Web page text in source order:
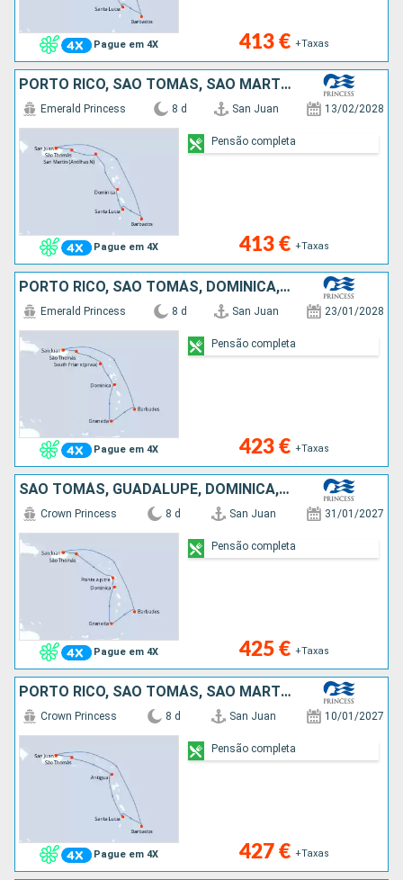
Pague em 4X 413 € +Taxas
PORTO RICO, SÃO TOMÁS, SÃO MARTINHO, DOMINICA, SANTA LÚCIA, BARBADOS
Pague em 4X
Emerald Princess 8 d San Juan 13/02/2028
413 € +Taxas
Pensão completa
PORTO RICO, SÃO TOMÁS, DOMINICA, GRENADA, BARBADOS
Pague em 4X
Emerald Princess 8 d San Juan 23/01/2028
423 € +Taxas
Pensão completa
SÃO TOMÁS, GUADALUPE, DOMINICA, GRENADA, BARBADOS, PORTO RICO
Pague em 4X
Crown Princess 8 d San Juan 31/01/2027
425 € +Taxas
Pensão completa
PORTO RICO, SÃO TOMÁS, SÃO MARTINHO, ANTÍGUA E BARBUDA, SANTA LÚCIA, BARBADOS
Pague em 4X
Crown Princess 8 d San Juan 10/01/2027
427 € +Taxas
Pensão completa